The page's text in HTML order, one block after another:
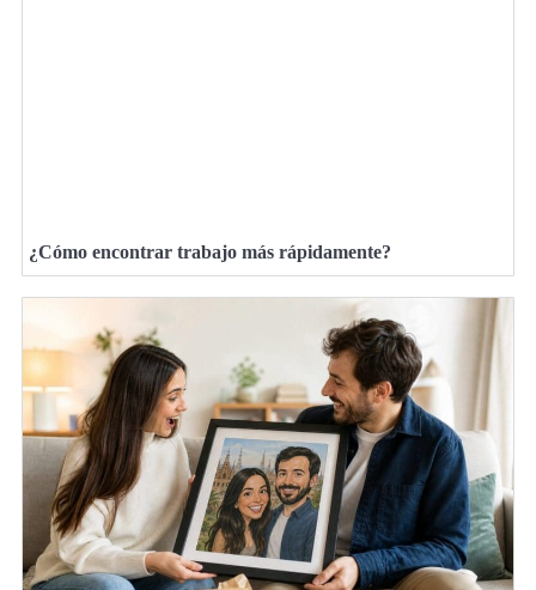
¿Cómo encontrar trabajo más rápidamente?